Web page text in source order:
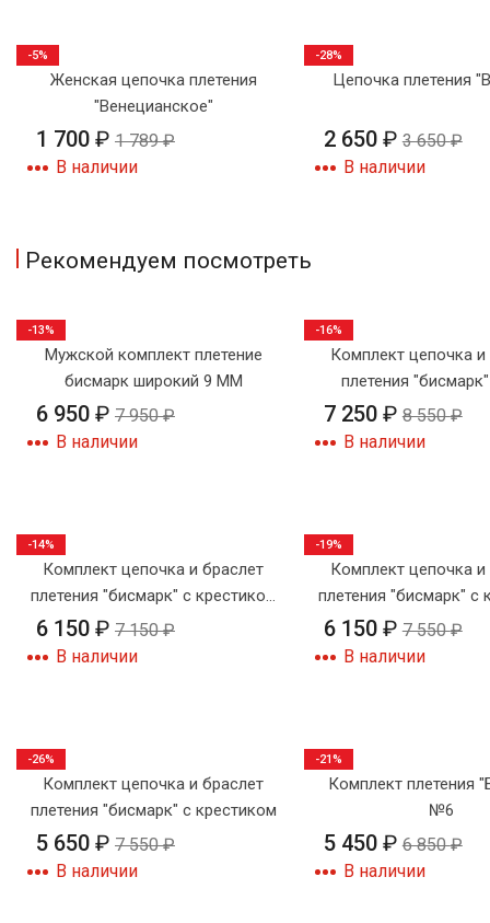
Женская цепочка плетения
"Венецианское"
1 700 ₽ 1 789₽
В наличии
-5%
Цепочка плетения
2 650 ₽ 3 650₽
В наличии
-28%
Рекомендуем посмотреть
Мужской комплект плетение
бисмарк широкий 9 ММ
6 950 ₽ 7 950₽
В наличии
-13%
Комплект цепочка и
плетения
крестиком
7 250 ₽ 8 550₽
В наличии
-16%
Комплект цепочка и браслет
плетения "бисмарк" с крестиком
№8
6 150 ₽ 7 150₽
В наличии
-14%
Комплект цепочка и
плетения "бисмарк" с
№7
6 150 ₽ 7 550₽
В наличии
-19%
Комплект цепочка и браслет
плетения "бисмарк" с крестиком
5 650 ₽ 7 550₽
В наличии
-26%
Комплект плетения
№6
5 450 ₽ 6 850₽
В наличии
-21%